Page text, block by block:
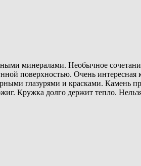
минералами. Необычное
поверхностью. Очень
глазурями и красками. Камень
Кружка долго держит тепло.